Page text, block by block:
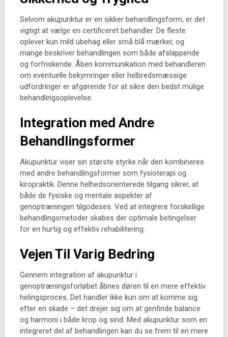
Selvom akupunktur er en sikker behandlingsform, er det
vigtigt at vælge en certificeret behandler. De fleste
oplever kun mild ubehag eller små blå mærker, og
mange beskriver behandlingen som både afslappende
og forfriskende. Åben kommunikation med behandleren
om eventuelle bekymringer eller helbredsmæssige
udfordringer er afgørende for at sikre den bedst mulige
behandlingsoplevelse.
Integration med Andre
Behandlingsformer
Akupunktur viser sin største styrke når den kombineres
med andre behandlingsformer som fysioterapi og
kiropraktik. Denne helhedsorienterede tilgang sikrer, at
både de fysiske og mentale aspekter af
genoptræningen tilgodeses. Ved at integrere forskellige
behandlingsmetoder skabes der optimale betingelser
for en hurtig og effektiv rehabilitering.
Vejen Til Varig Bedring
Gennem integration af akupunktur i
genoptræningsforløbet åbnes døren til en mere effektiv
helingsproces. Det handler ikke kun om at komme sig
efter en skade – det drejer sig om at genfinde balance
og harmoni i både krop og sind. Med akupunktur som en
integreret del af behandlingen kan du se frem til en mere